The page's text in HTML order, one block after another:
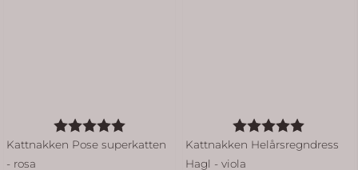
Karakter:
Kattnakken Pose superkatten
- rosa
Karakter: 5.0 av 5
Kattnakken Helårsregndress
Hagl - viola